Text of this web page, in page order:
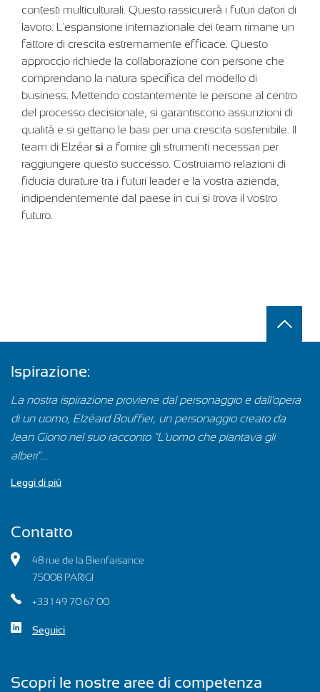
contesti multiculturali. Questo rassicurerà i futuri datori di
lavoro. L'espansione internazionale dei team rimane un
fattore di crescita estremamente efficace. Questo
approccio richiede la collaborazione con persone che
comprendano la natura specifica del modello di
business. Mettendo costantemente le persone al centro
del processo decisionale, si garantiscono assunzioni di
qualità e si gettano le basi per una crescita sostenibile. Il
team di Elzéar si a fornire gli strumenti necessari per
raggiungere questo successo. Costruiamo relazioni di
fiducia durature tra i futuri leader e la vostra azienda,
indipendentemente dal paese in cui si trova il vostro
futuro.
Ispirazione:
La nostra ispirazione proviene dal personaggio e dall'opera
di un uomo, Elzéard Bouffier, un personaggio creato da
Jean Giono nel suo racconto "L'uomo che piantava gli
alberi"...
Leggi di più
Contatto
48 rue de la Bienfaisance
75008 PARIGI
+33 1 49 70 67 00
Seguici
Scopri le nostre aree di competenza